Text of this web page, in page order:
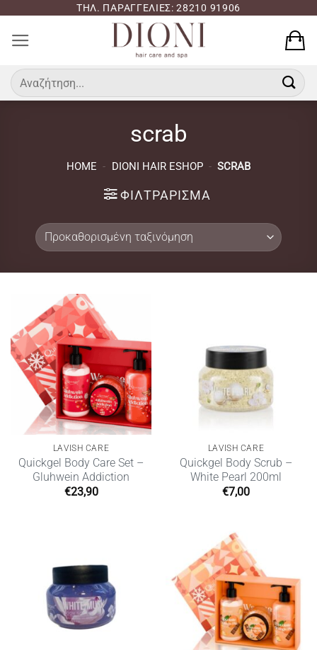
περιεχόμενο
ΤΗΛ. ΠΑΡΑΓΓΕΛΙΕΣ: 28210 91906
Αναζήτηση
για:
scrab
HOME - DIONI HAIR ESHOP - SCRAB
ΦΙΛΤΡΆΡΙΣΜΑ
LAVISH CARE
Quickgel Body Care Set –
Gluhwein Addiction
€23,90
LAVISH CARE
Quickgel Body Scrub –
White Pearl 200ml
€7,00